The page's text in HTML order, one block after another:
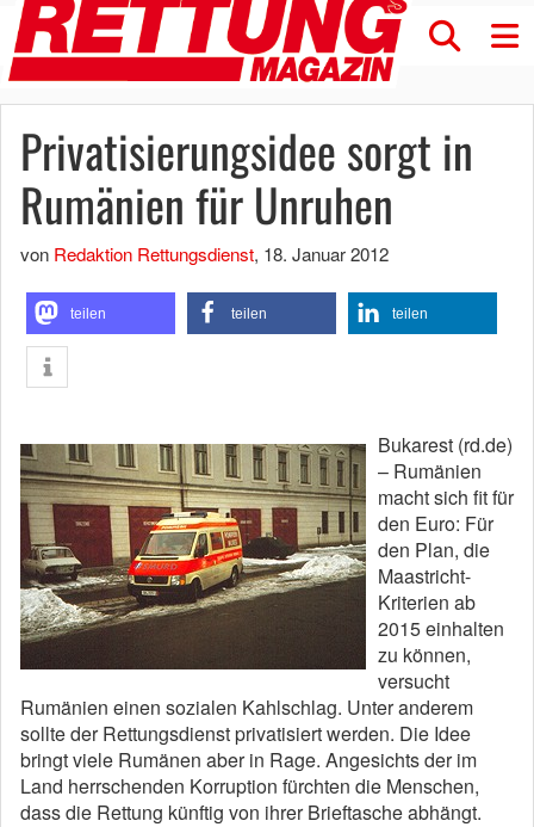
Privatisierungsidee sorgt in
Rumänien für Unruhen
von Redaktion Rettungsdienst, 18. Januar 2012
teilen teilen teilen
Bukarest (rd.de)
– Rumänien
macht sich fit für
den Euro: Für
den Plan, die
Maastricht-
Kriterien ab
2015 einhalten
zu können,
versucht
Rumänien einen sozialen Kahlschlag. Unter anderem
sollte der Rettungsdienst privatisiert werden. Die Idee
bringt viele Rumänen aber in Rage. Angesichts der im
Land herrschenden Korruption fürchten die Menschen,
dass die Rettung künftig von ihrer Brieftasche abhängt.